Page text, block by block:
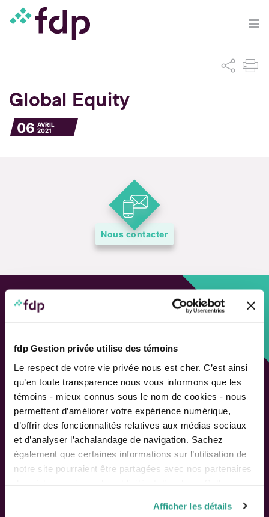
fdp Gestion privée utilise des témoins
Le respect de votre vie privée nous est cher. C’est ainsi
qu’en toute transparence nous vous informons que les
témoins - mieux connus sous le nom de cookies - nous
permettent d’améliorer votre expérience numérique,
d’offrir des fonctionnalités relatives aux médias sociaux
et d’analyser l’achalandage de navigation. Sachez
également que certaines informations sur l’utilisation de
notre site pourraient être partagées avec nos partenaires
vous leur auriez fournies ou qu’ils auraient collectées lors
Afficher les détails
Global Equity
06 AVRIL
2021
Nous contacter
Approche personnalisée,
LIENS RAPIDES
Outils de rendement
Calcul de performance
Publications
Parler à un conseiller
Suivez-nous